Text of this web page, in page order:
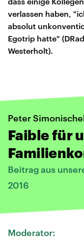
verlassen haben,
absolut
Egotrip hatte"
Westerholt).
Peter
Faible für
Beitrag aus
2016
Moderator: